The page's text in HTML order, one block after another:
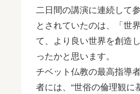
二日間の講演に連続して
とされていたのは、「世
て、より良い世界を創造
ったかと思います。
チベット仏教の最高指導
者には、“世俗の倫理観